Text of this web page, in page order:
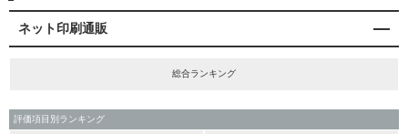
ネット印刷通販
総合ランキング
評価項目別ランキング